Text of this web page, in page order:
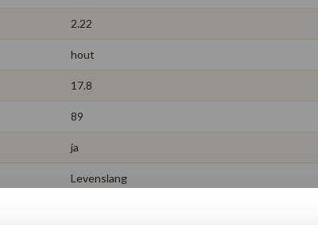
2.22
hout
17.8
89
ja
Levenslang